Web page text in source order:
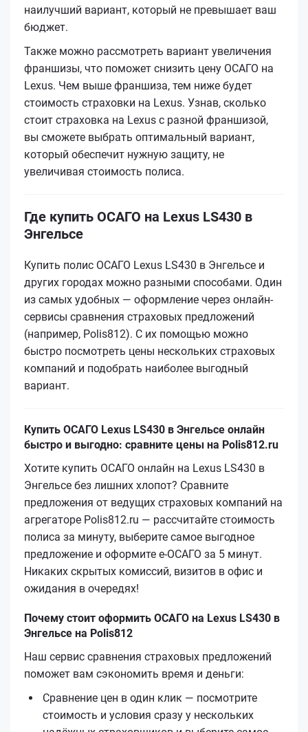
наилучший вариант, который не превышает ваш
бюджет.
Также можно рассмотреть вариант увеличения
франшизы, что поможет снизить цену ОСАГО на
Lexus. Чем выше франшиза, тем ниже будет
стоимость страховки на Lexus. Узнав, сколько
стоит страховка на Lexus с разной франшизой,
вы сможете выбрать оптимальный вариант,
который обеспечит нужную защиту, не
увеличивая стоимость полиса.
Где купить ОСАГО на Lexus LS430 в
Энгельсе
Купить полис ОСАГО Lexus LS430 в Энгельсе и
других городах можно разными способами. Один
из самых удобных — оформление через онлайн-
сервисы сравнения страховых предложений
(например, Polis812). С их помощью можно
быстро посмотреть цены нескольких страховых
компаний и подобрать наиболее выгодный
вариант.
Купить ОСАГО Lexus LS430 в Энгельсе онлайн
быстро и выгодно: сравните цены на Polis812.ru
Хотите купить ОСАГО онлайн на Lexus LS430 в
Энгельсе без лишних хлопот? Сравните
предложения от ведущих страховых компаний на
агрегаторе Polis812.ru — рассчитайте стоимость
полиса за минуту, выберите самое выгодное
предложение и оформите е‑ОСАГО за 5 минут.
Никаких скрытых комиссий, визитов в офис и
ожидания в очередях!
Почему стоит оформить ОСАГО на Lexus LS430 в
Энгельсе на Polis812
Наш сервис сравнения страховых предложений
поможет вам сэкономить время и деньги:
Сравнение цен в один клик — посмотрите
стоимость и условия сразу у нескольких